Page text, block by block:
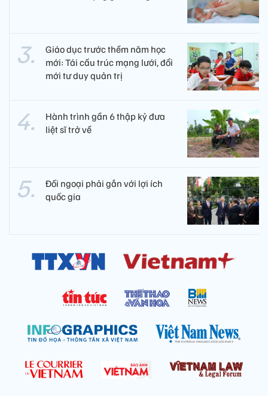
Giáo dục trước thềm năm học
mới: Tái cấu trúc mạng lưới, đổi
mới tư duy quản trị
Hành trình gần 6 thập kỷ đưa
liệt sĩ trở về
Đối ngoại phải gắn với lợi ích
quốc gia